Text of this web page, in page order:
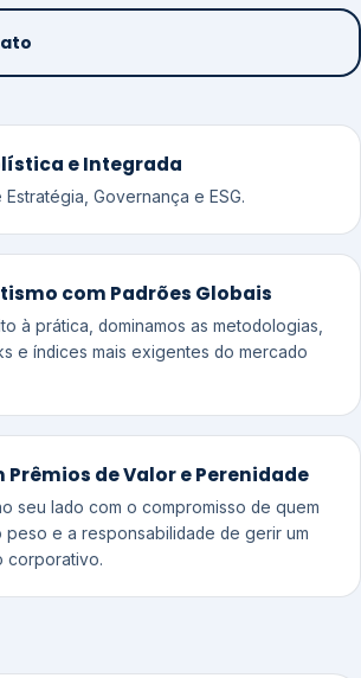
e Integrada
Estratégia, Governança e ESG.
com Padrões Globais
à prática, dominamos as metodologias,
e índices mais exigentes do mercado
Prêmios de Valor e Perenidade
seu lado com o compromisso de quem
peso e a responsabilidade de gerir um
corporativo.